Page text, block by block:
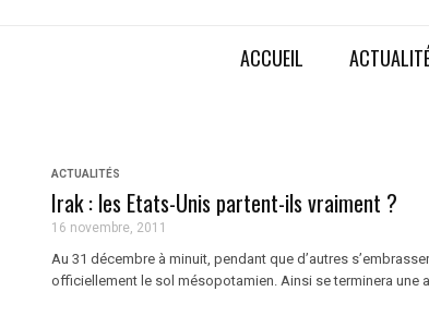
ACCUEIL
ACTUALITÉS
Irak : les Etats-Unis partent-ils vraiment ?
16 novembre, 2011
Au 31 décembre à minuit, pendant que d’autres
officiellement le sol mésopotamien. Ainsi se terminera une